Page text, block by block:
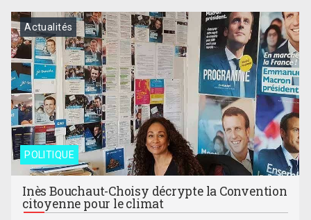
POLITIQUE
Actualités
Inès Bouchaut-Choisy décrypte la Convention
citoyenne pour le climat